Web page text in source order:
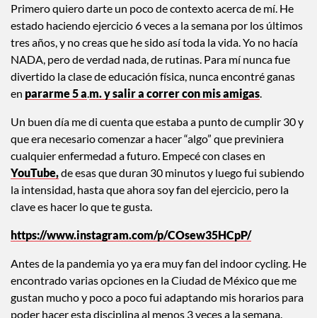
Primero quiero darte un poco de contexto acerca de mí. He
estado haciendo ejercicio 6 veces a la semana por los últimos
tres años, y no creas que he sido así toda la vida. Yo no hacía
NADA, pero de verdad nada, de rutinas. Para mí nunca fue
divertido la clase de educación física, nunca encontré ganas
en pararme 5 a.m. y salir a correr con mis amigas.
Un buen día me di cuenta que estaba a punto de cumplir 30 y
que era necesario comenzar a hacer “algo” que previniera
cualquier enfermedad a futuro. Empecé con clases en
YouTube,de esas que duran 30 minutos y luego fui subiendo
la intensidad, hasta que ahora soy fan del ejercicio, pero la
clave es hacer lo que te gusta.
https://www.instagram.com/p/COsew35HCpP/